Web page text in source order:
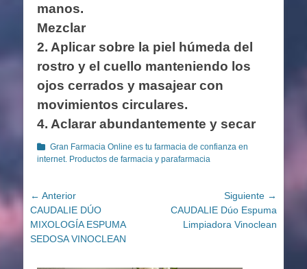
manos.
Mezclar
2. Aplicar sobre la piel húmeda del
rostro y el cuello manteniendo los
ojos cerrados y masajear con
movimientos circulares.
4. Aclarar abundantemente y secar
Categorías
Gran Farmacia Online es tu farmacia de confianza en
internet. Productos de farmacia y parafarmacia
Navegación
de
entradas
← Anterior
Entrada
anterior:
CAUDALIE DÚO
MIXOLOGÍA ESPUMA
SEDOSA VINOCLEAN
Siguiente →
Entrada
siguiente:
CAUDALIE Dúo Espuma
Limpiadora Vinoclean